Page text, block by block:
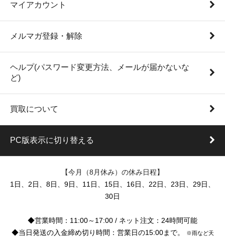
マイアカウント
メルマガ登録・解除
ヘルプ(パスワード変更方法、メールが届かないな
ど)
買取について
PC版表示に切り替える
【今月（8月休み）の休み日程】
1日、2日、8日、9日、11日、15日、16日、22日、23日、29日、
30日
◆営業時間：11:00～17:00 / ネット注文：24時間可能
◆当日発送の入金締め切り時間：営業日の15:00まで。
※雨など天